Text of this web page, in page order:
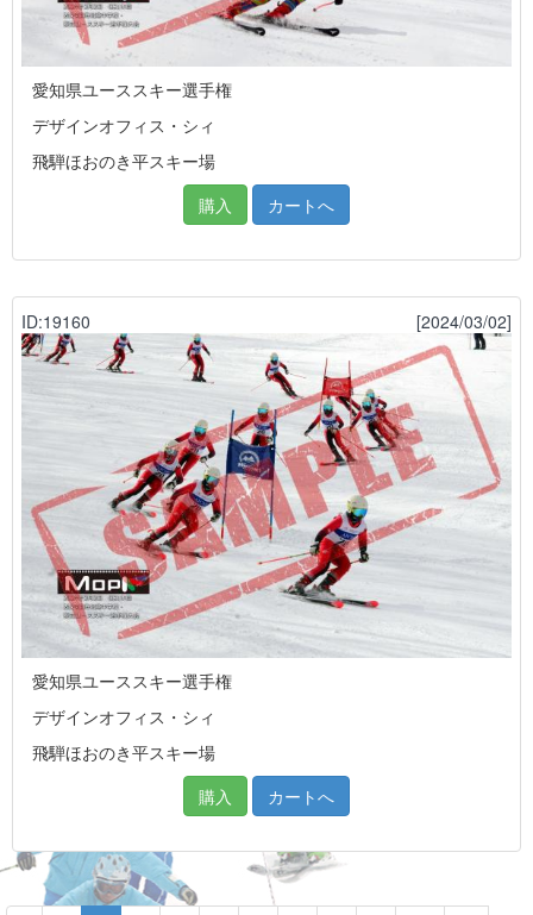
愛知県ユーススキー選手権
デザインオフィス・シィ
飛騨ほおのき平スキー場
購入
カートへ
ID:19160 [2024/03/02]
愛知県ユーススキー選手権
デザインオフィス・シィ
飛騨ほおのき平スキー場
購入
カートへ